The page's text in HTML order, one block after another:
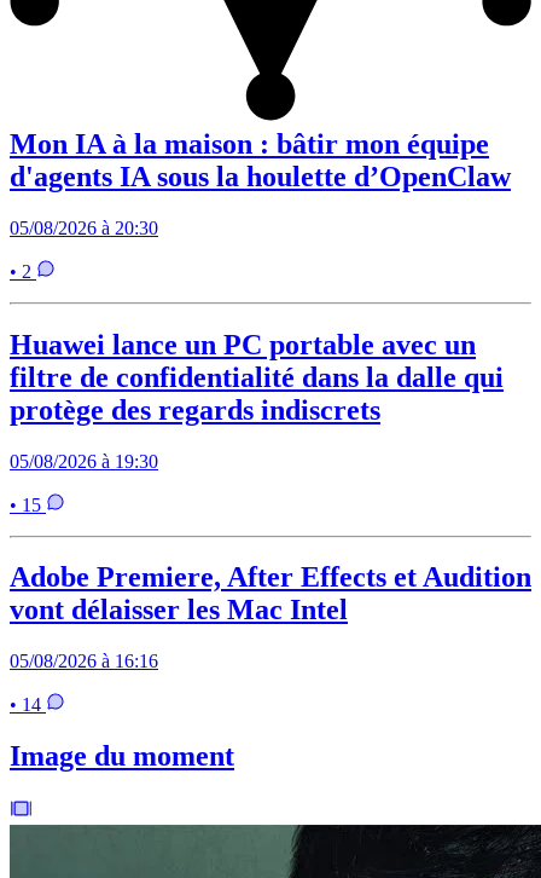
Mon IA à la maison : bâtir mon équipe
d'agents IA sous la houlette d’OpenClaw
05/08/2026 à 20:30
• 2
Huawei lance un PC portable avec un
filtre de confidentialité dans la dalle qui
protège des regards indiscrets
05/08/2026 à 19:30
• 15
Adobe Premiere, After Effects et Audition
vont délaisser les Mac Intel
05/08/2026 à 16:16
• 14
Image du moment